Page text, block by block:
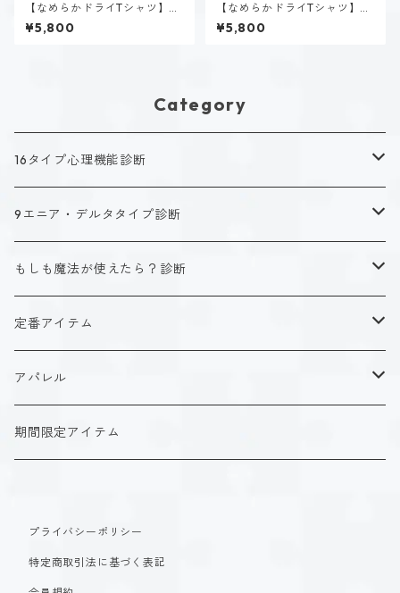
【なめらかドライTシャツ】神
道 いのり（INFJ）｜ホワイト
¥5,800
【なめらかドライTシャツ】赤
羽 優衣（ESFJ）｜ブラック
¥5,800
Category
16タイプ心理機能診断
キャラクタータイプ
ISTJ（新田 理央）
ISFJ（花園 明日香）
INFP（夜月 夢乃）
定番アイテム
アクリルストラップ
アクリルスタンド
9エニア・デルタタイプ診断
キャラクタータイプ
タイプ１-正す人
タイプ２-助ける人
ホーリーデザイン
ダークデザイン
定番アイテム
アクリルスタンド
マグカップ
もしも魔法が使えたら？診断
魔法スタイル
生命魔法~Vitality~
自然魔法~Elemental~
創造魔法~Genesis~
αシリーズ
βシリーズ
アクリルストラップ
アクリルスタンド
定番アイテム
アクリルストラップ
アクリルスタンド
アパレル
Tシャツ
パーカー
期間限定アイテム
プライバシーポリシー
特定商取引法に基づく表記